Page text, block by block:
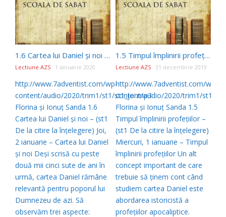
1.6 Cartea lui Daniel şi noi – (st1 De la citire la înţelegere)
Lectiune AZS 1 ianuarie 2020
http://www.7adventist.com/wp-
content/audio/2020/trim1/st1/st1_joi.mp3
Florina şi Ionuţ Sanda 1.6
Cartea lui Daniel şi noi – (st1
De la citire la înţelegere) Joi,
2 ianuarie – Cartea lui Daniel
şi noi Deşi scrisă cu peste
două mii cinci sute de ani în
urmă, cartea Daniel rămâne
relevantă pentru poporul lui
Dumnezeu de azi. Să
observăm trei aspecte:
1.5 Timpul împlinirii profeţiilor – (st1 De la citire la înţelegere)
Lectiune AZS 31 decembrie 2019
http://www.7adventist.com/wp-
content/audio/2020/trim1/st1/
Florina şi Ionuţ Sanda 1.5
Timpul împlinirii profeţiilor –
(st1 De la citire la înţelegere)
Miercuri, 1 ianuarie – Timpul
împlinirii profeţiilor Un alt
concept important de care
trebuie să ţinem cont când
studiem cartea Daniel este
abordarea istoricistă a
profeţiilor apocaliptice.